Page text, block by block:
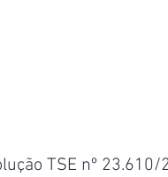
TSE nº